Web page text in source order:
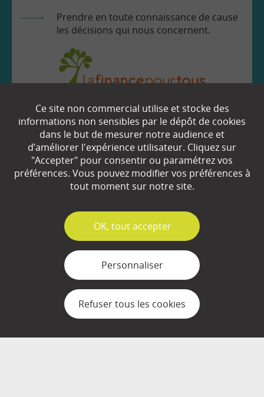
Prendre en toute connaissance de cause
les décisions qui nous concernent.
EN SAVOIR
Qui sommes-nous ?
Partenaires
Plan du site
Mentions légales
Gestion des cookies
Ce site non commercial utilise et stocke des
informations non sensibles par le dépôt de cookies
dans le but de mesurer notre audience et
d’améliorer l'expérience utilisateur. Cliquez sur
"Accepter" pour consentir ou paramétrez vos
préférences. Vous pouvez modifier vos préférences à
tout moment sur notre site.
✓
OK, tout accepter
Personnaliser
Refuser tous les cookies